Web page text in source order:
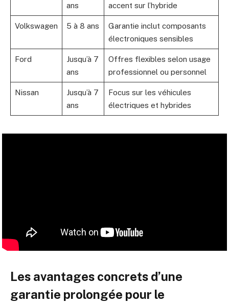
ans
accent sur l’hybride
Volkswagen 5 à 8 ans
Garantie inclut composants
électroniques sensibles
Ford
Jusqu’à 7
ans
Offres flexibles selon usage
professionnel ou personnel
Nissan
Jusqu’à 7
ans
Focus sur les véhicules
électriques et hybrides
Les avantages concrets d’une
garantie prolongée pour le